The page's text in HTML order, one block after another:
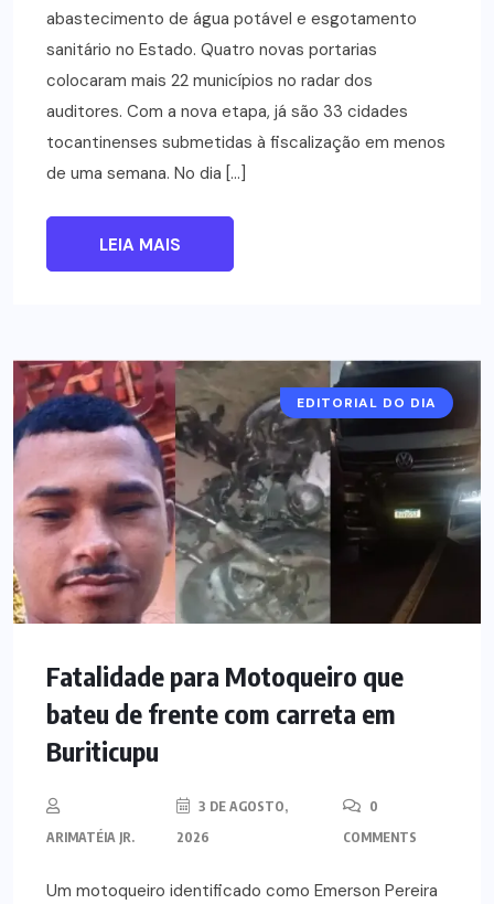
abastecimento de água potável e esgotamento
sanitário no Estado. Quatro novas portarias
colocaram mais 22 municípios no radar dos
auditores. Com a nova etapa, já são 33 cidades
tocantinenses submetidas à fiscalização em menos
de uma semana. No dia […]
LEIA MAIS
EDITORIAL DO DIA
Fatalidade para Motoqueiro que
bateu de frente com carreta em
Buriticupu
ARIMATÉIA JR.
3 DE AGOSTO,
2026
0
COMMENTS
Um motoqueiro identificado como Emerson Pereira